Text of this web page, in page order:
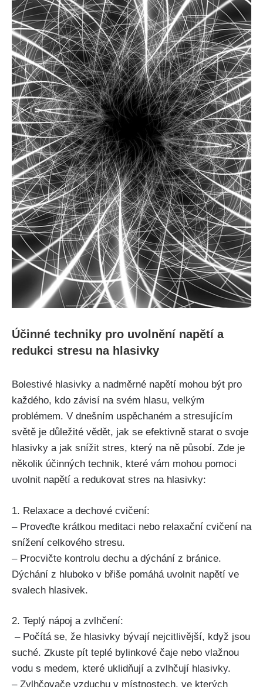
Účinné techniky pro uvolnění napětí ⁣a
‍redukci stresu na hlasivky
Bolestivé hlasivky⁢ a nadměrné napětí ⁣mohou být pro
každého, kdo závisí na svém hlasu,‍ velkým
problémem. V dnešním uspěchaném a stresujícím⁣
světě je‌ důležité vědět, jak​ se efektivně starat o svoje
hlasivky‍ a jak snížit stres, který na‌ ně působí. Zde je
několik účinných ⁣technik, které ​vám mohou pomoci⁤
uvolnit napětí a redukovat stres‍ na ⁣hlasivky:
1. Relaxace ‌a dechové cvičení:
– Proveďte krátkou meditaci nebo relaxační cvičení na
snížení celkového stresu.
– Procvičte kontrolu‌ dechu a dýchání z bránice.
‍Dýchání z hluboko v břiše⁢ pomáhá uvolnit napětí ve
svalech ​hlasivek.
2. Teplý nápoj a ‍zvlhčení:
​ – Počítá​ se, že hlasivky​ bývají nejcitlivější, když jsou
suché. Zkuste ‍pít teplé ‌bylinkové⁣ čaje nebo vlažnou
vodu ​s medem, které ⁤uklidňují a zvlhčují hlasivky.
– Zvlhčovače vzduchu⁤ v místnostech, ve ⁣kterých